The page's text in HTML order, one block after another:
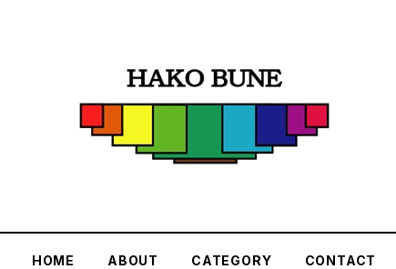
HOME ABOUT CATEGORY CONTACT